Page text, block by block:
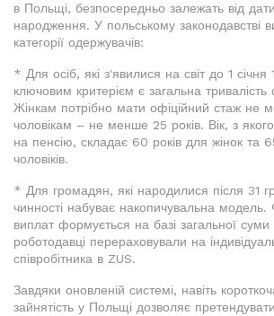
в Польщі, безпосередньо залежать від
народження. У польському законодавстві
категорії одержувачів:
* Для осіб, які з'явилися на світ до 1 січня
ключовим критерієм є загальна тривалість
Жінкам потрібно мати офіційний стаж не
чоловікам – не менше 25 років. Вік, з
на пенсію, складає 60 років для жінок та
чоловіків.
* Для громадян, які народилися після 31
чинності набуває накопичувальна модель.
виплат формується на базі загальної суми
роботодавці перераховували на
співробітника в ZUS.
Завдяки оновленій системі, навіть
зайнятість у Польщі дозволяє